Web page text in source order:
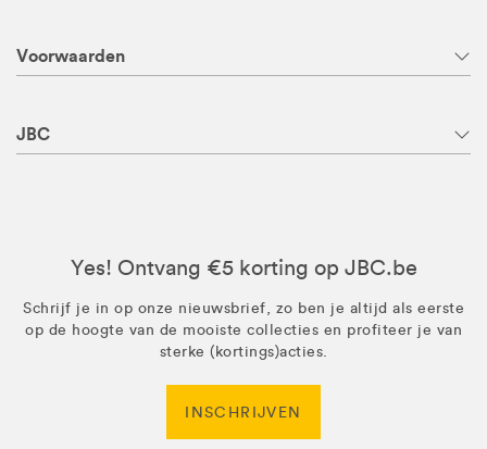
Voorwaarden
JBC
Yes! Ontvang €5 korting op JBC.be
Schrijf je in op onze nieuwsbrief, zo ben je altijd als eerste
op de hoogte van de mooiste collecties en profiteer je van
sterke (kortings)acties.
INSCHRIJVEN